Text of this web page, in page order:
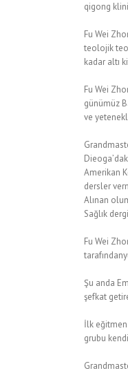
qigong
Fu Wei
teolojik
kadar altı
Fu Wei
günümüz
ve
Amerikan
dersler
Alınan
Sağlık
Fu Wei
Şu anda
şefkat
İlk
grubu